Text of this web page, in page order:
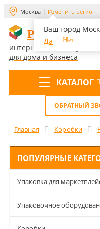
Москва Изменить регион
Ваш город
Да
Нет
PACK-
интернет-магазин
для дома и бизнеса
КАТАЛОГ
ОБРАТНЫЙ
Главная Коробки
ПОПУЛЯРНЫЕ
Упаковка для
Упаковочное